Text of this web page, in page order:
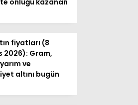
önlüğü kazanan
fiyatları (8
2026): Gram,
ve
altını bugün